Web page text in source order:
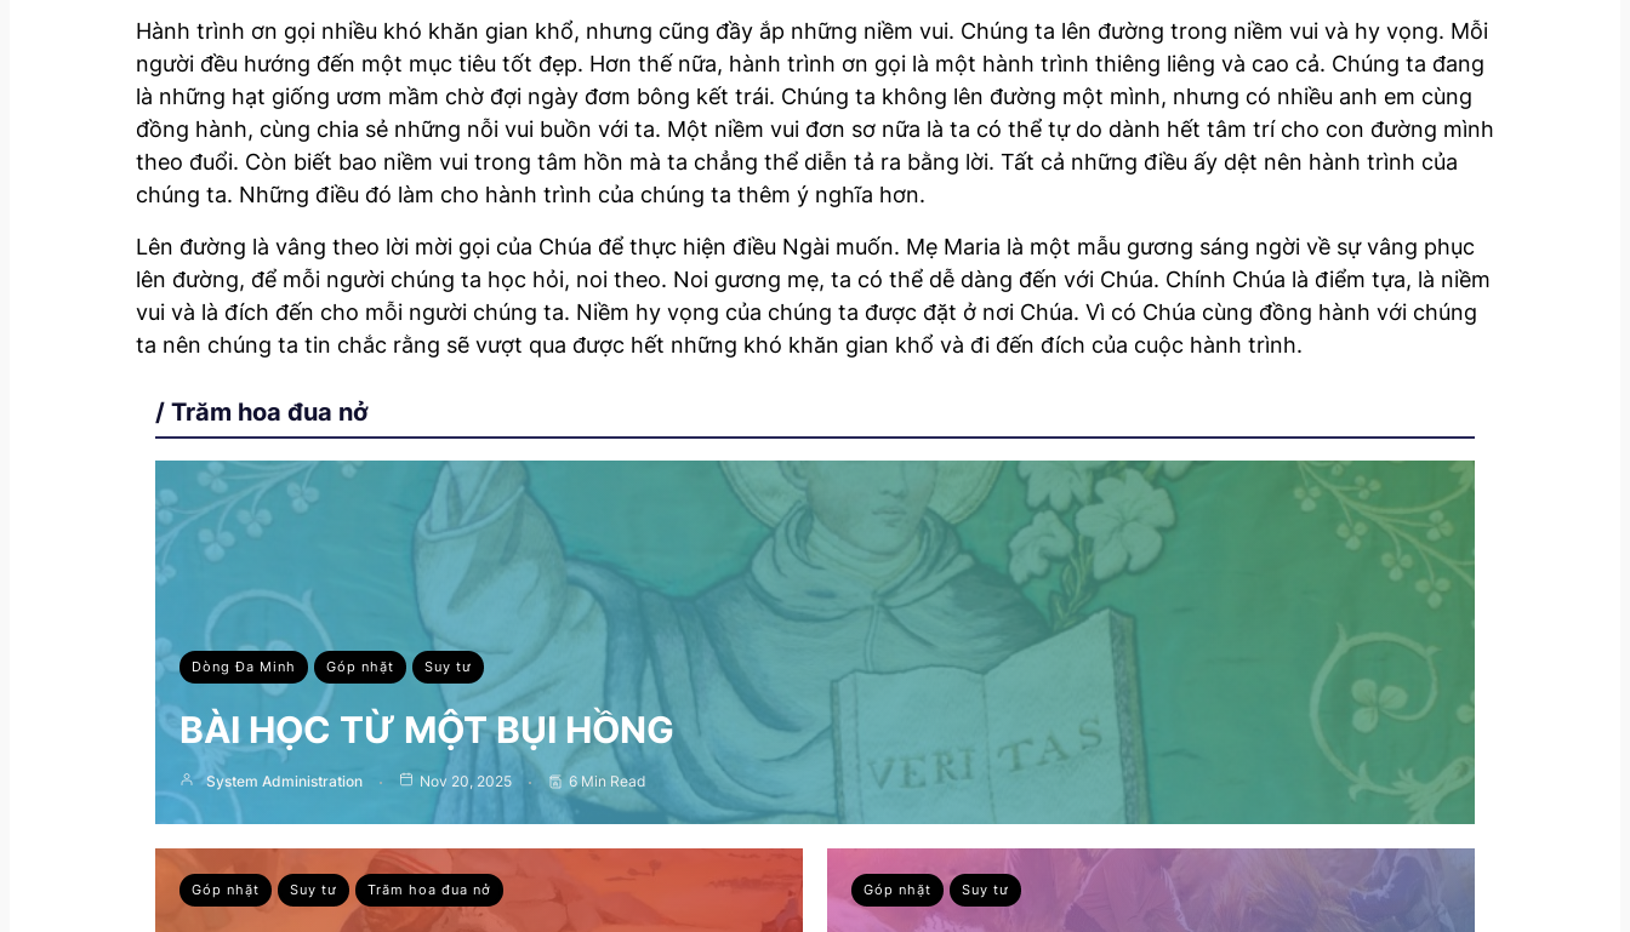
Hành trình ơn gọi nhiều khó khăn gian khổ, nhưng cũng đầy ắp những niềm vui. Chúng ta lên đường trong niềm vui và hy vọng. Mỗi
người đều hướng đến một mục tiêu tốt đẹp. Hơn thế nữa, hành trình ơn gọi là một hành trình thiêng liêng và cao cả. Chúng ta đang
là những hạt giống ươm mầm chờ đợi ngày đơm bông kết trái. Chúng ta không lên đường một mình, nhưng có nhiều anh em cùng
đồng hành, cùng chia sẻ những nỗi vui buồn với ta. Một niềm vui đơn sơ nữa là ta có thể tự do dành hết tâm trí cho con đường mình
theo đuổi. Còn biết bao niềm vui trong tâm hồn mà ta chẳng thể diễn tả ra bằng lời. Tất cả những điều ấy dệt nên hành trình của
chúng ta. Những điều đó làm cho hành trình của chúng ta thêm ý nghĩa hơn.
Lên đường là vâng theo lời mời gọi của Chúa để thực hiện điều Ngài muốn. Mẹ Maria là một mẫu gương sáng ngời về sự vâng phục
lên đường, để mỗi người chúng ta học hỏi, noi theo. Noi gương mẹ, ta có thể dễ dàng đến với Chúa. Chính Chúa là điểm tựa, là niềm
vui và là đích đến cho mỗi người chúng ta. Niềm hy vọng của chúng ta được đặt ở nơi Chúa. Vì có Chúa cùng đồng hành với chúng
ta nên chúng ta tin chắc rằng sẽ vượt qua được hết những khó khăn gian khổ và đi đến đích của cuộc hành trình.
/ Trăm hoa đua nở
Dòng Đa Minh Góp nhặt Suy tư
BÀI HỌC TỪ MỘT BỤI HỒNG
System Administration Nov 20, 2025 6 Min Read
Góp nhặt Suy tư Trăm hoa đua nở Góp nhặt Suy tư